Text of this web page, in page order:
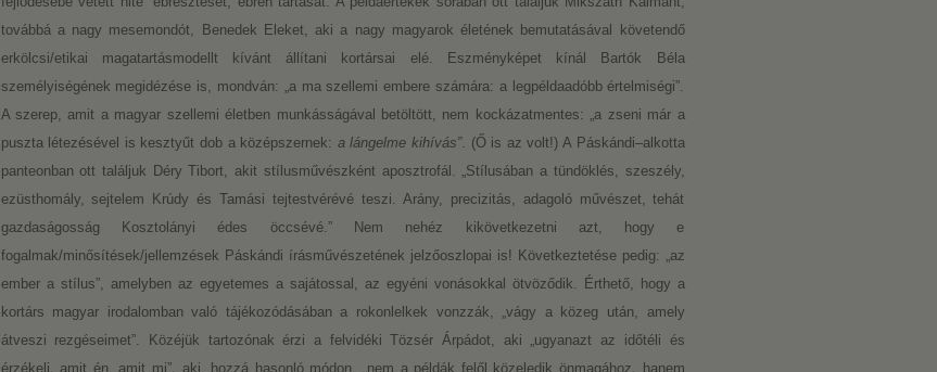
továbbá a nagy mesemondót, Benedek Eleket, aki a nagy magyarok életének bemutatásával követendő
erkölcsi/etikai magatartásmodellt kívánt állítani kortársai elé. Eszményképet kínál Bartók Béla
személyiségének megidézése is, mondván: „a ma szellemi embere számára: a legpéldaadóbb értelmiségi”.
A szerep, amit a magyar szellemi életben munkásságával betöltött, nem kockázatmentes: „a zseni már a
puszta létezésével is kesztyűt dob a középszernek: a lángelme kihívás”. (Ő is az volt!) A Páskándi–alkotta
panteonban ott találjuk Déry Tibort, akit stílusművészként aposztrofál. „Stílusában a tündöklés, szeszély,
ezüsthomály, sejtelem Krúdy és Tamási tejtestvérévé teszi. Arány, precizitás, adagoló művészet, tehát
gazdaságosság Kosztolányi édes öccsévé.” Nem nehéz kikövetkezetni azt, hogy e
fogalmak/minősítések/jellemzések Páskándi írásművészetének jelzőoszlopai is! Következtetése pedig: „az
ember a stílus”, amelyben az egyetemes a sajátossal, az egyéni vonásokkal ötvöződik. Érthető, hogy a
kortárs magyar irodalomban való tájékozódásában a rokonlelkek vonzzák, „vágy a közeg után, amely
átveszi rezgéseimet”. Közéjük tartozónak érzi a felvidéki Tözsér Árpádot, aki „ugyanazt az időtéli és
érzékeli, amit én, amit mi”, aki, hozzá hasonló módon, „nem a példák felől közeledik önmagához, hanem